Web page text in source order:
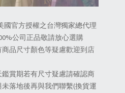
國官方授權之台灣獨家總代理
公司正品敬請放心選購
品尺寸顏色等疑慮歡迎到店
賞期若有尺寸疑慮請確認商
落地後再與我們聯繫(換貨運